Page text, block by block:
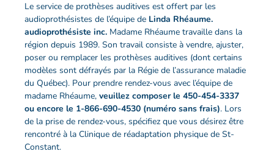
Le service de prothèses auditives est offert par les
audioprothésistes de l’équipe de Linda Rhéaume.
audioprothésiste inc. Madame Rhéaume travaille dans la
région depuis 1989. Son travail consiste à vendre, ajuster,
poser ou remplacer les prothèses auditives (dont certains
modèles sont défrayés par la Régie de l’assurance maladie
du Québec). Pour prendre rendez-vous avec l’équipe de
madame Rhéaume, veuillez composer le 450-454-3337
ou encore le 1-866-690-4530 (numéro sans frais). Lors
de la prise de rendez-vous, spécifiez que vous désirez être
rencontré à la Clinique de réadaptation physique de St-
Constant.